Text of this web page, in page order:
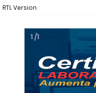
RTL Version
1 /1